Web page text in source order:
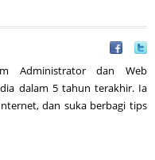
Administrator dan Web
dalam 5 tahun terakhir. Ia
dan suka berbagi tips